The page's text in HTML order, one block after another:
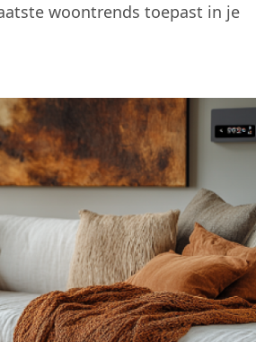
woontrends toepast in je